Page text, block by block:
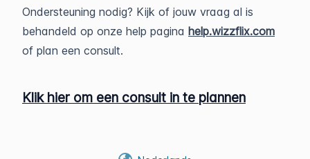
Ondersteuning nodig? Kijk of jouw vraag al is
behandeld op onze help pagina help.wizzflix.com
of plan een consult.
Klik hier om een consult in te plannen